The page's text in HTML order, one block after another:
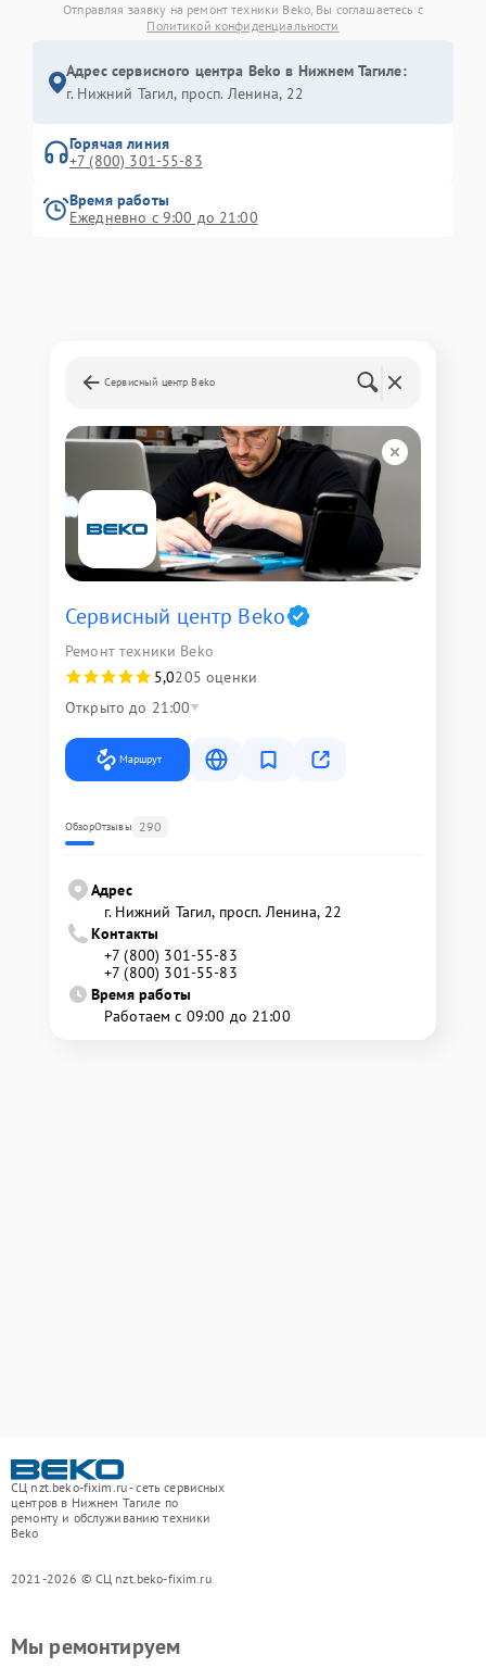
Отправляя заявку на ремонт техники Beko, Вы соглашаетесь с
Политикой конфиденциальности
Адрес сервисного центра Beko в Нижнем Тагиле:
г. Нижний Тагил, просп. Ленина, 22
Горячая линия
+7 (800) 301-55-83
Время работы
Ежедневно с 9:00 до 21:00
Сервисный центр Beko
Сервисный центр Beko
Ремонт техники Beko
5,0205 оценки
Открыто до 21:00
Маршрут
ОбзорОтзывы 290
Адрес
г. Нижний Тагил, просп. Ленина, 22
Контакты
+7 (800) 301-55-83
+7 (800) 301-55-83
Время работы
Работаем с 09:00 до 21:00
СЦ nzt.beko-fixim.ru - сеть сервисных
центров в Нижнем Тагиле по
ремонту и обслуживанию техники
Beko
2021-2026 © СЦ nzt.beko-fixim.ru
Мы ремонтируем